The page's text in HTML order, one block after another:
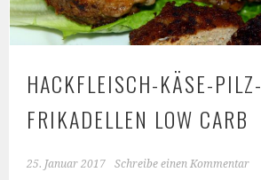
HACKFLEISCH-KÄSE-PILZ-
FRIKADELLEN LOW CARB
25. Januar 2017 Schreibe einen Kommentar